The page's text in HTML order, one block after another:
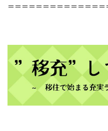
＝＝＝＝＝＝＝＝＝＝＝＝＝